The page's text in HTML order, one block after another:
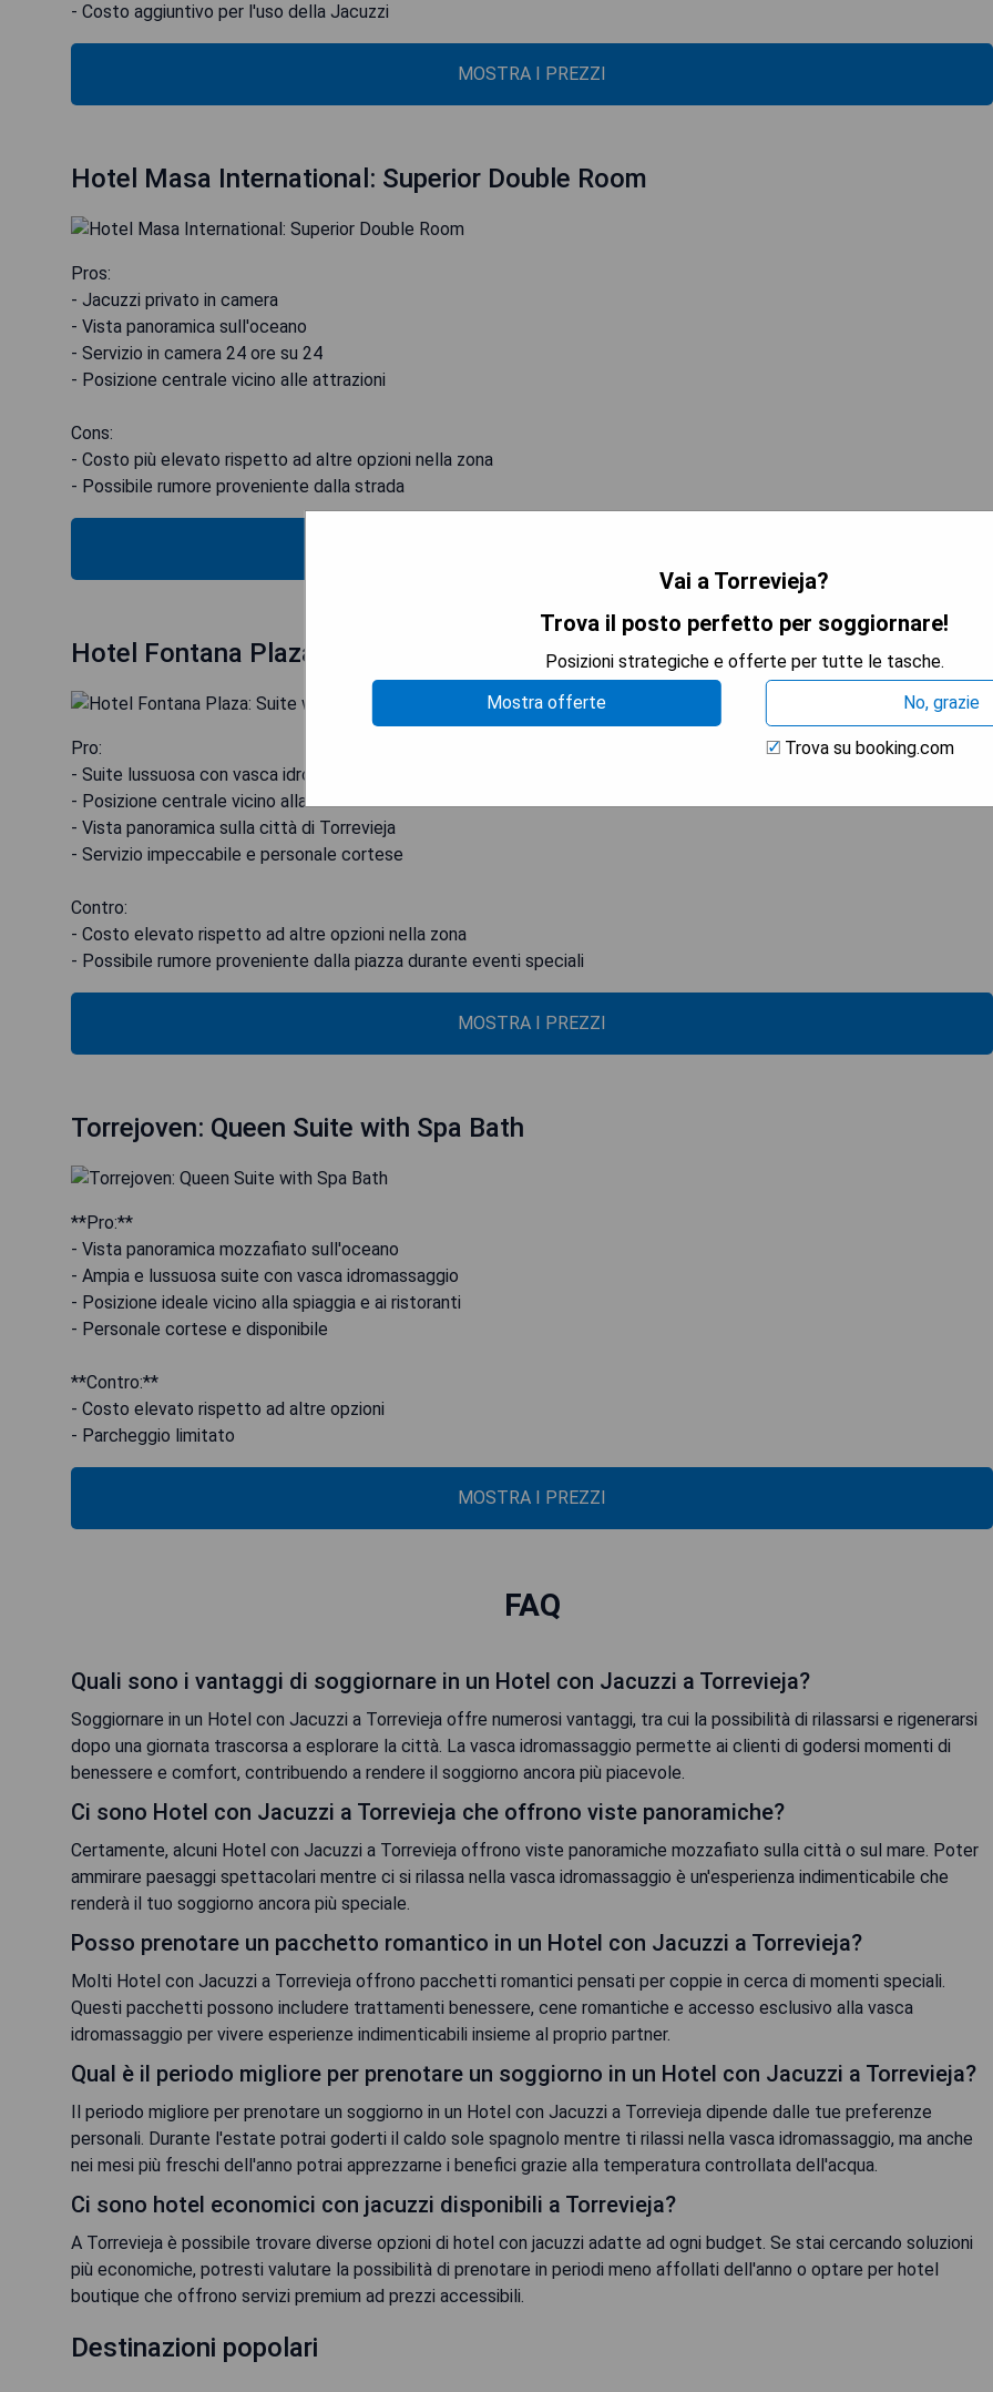
- Costo aggiuntivo per l'uso della Jacuzzi
MOSTRA I PREZZI
Hotel Masa International: Superior Double Room
Pros:
- Jacuzzi privato in camera
- Vista panoramica sull'oceano
- Servizio in camera 24 ore su 24
- Posizione centrale vicino alle attrazioni
Cons:
- Costo più elevato rispetto ad altre opzioni nella zona
- Possibile rumore proveniente dalla strada
Hotel Fontana Plaza: Suite with Whirlpool
Pro:
- Suite lussuosa con vasca idromassaggio
- Posizione centrale vicino alla Fontana Plaza
- Vista panoramica sulla città di Torrevieja
- Servizio impeccabile e personale cortese
Contro:
- Costo elevato rispetto ad altre opzioni nella zona
- Possibile rumore proveniente dalla piazza durante eventi speciali
MOSTRA I PREZZI
Torrejoven: Queen Suite with Spa Bath
**Pro:**
- Vista panoramica mozzafiato sull'oceano
- Ampia e lussuosa suite con vasca idromassaggio
- Posizione ideale vicino alla spiaggia e ai ristoranti
- Personale cortese e disponibile
**Contro:**
- Costo elevato rispetto ad altre opzioni
- Parcheggio limitato
MOSTRA I PREZZI
FAQ
Quali sono i vantaggi di soggiornare in un Hotel con Jacuzzi a Torrevieja?
Soggiornare in un Hotel con Jacuzzi a Torrevieja offre numerosi vantaggi, tra cui la possibilità di rilassarsi e rigenerarsi
dopo una giornata trascorsa a esplorare la città. La vasca idromassaggio permette ai clienti di godersi momenti di
benessere e comfort, contribuendo a rendere il soggiorno ancora più piacevole.
Ci sono Hotel con Jacuzzi a Torrevieja che offrono viste panoramiche?
Certamente, alcuni Hotel con Jacuzzi a Torrevieja offrono viste panoramiche mozzafiato sulla città o sul mare. Poter
ammirare paesaggi spettacolari mentre ci si rilassa nella vasca idromassaggio è un'esperienza indimenticabile che
renderà il tuo soggiorno ancora più speciale.
Posso prenotare un pacchetto romantico in un Hotel con Jacuzzi a Torrevieja?
Molti Hotel con Jacuzzi a Torrevieja offrono pacchetti romantici pensati per coppie in cerca di momenti speciali.
Questi pacchetti possono includere trattamenti benessere, cene romantiche e accesso esclusivo alla vasca
idromassaggio per vivere esperienze indimenticabili insieme al proprio partner.
Qual è il periodo migliore per prenotare un soggiorno in un Hotel con Jacuzzi a Torrevieja?
Il periodo migliore per prenotare un soggiorno in un Hotel con Jacuzzi a Torrevieja dipende dalle tue preferenze
personali. Durante l'estate potrai goderti il caldo sole spagnolo mentre ti rilassi nella vasca idromassaggio, ma anche
nei mesi più freschi dell'anno potrai apprezzarne i benefici grazie alla temperatura controllata dell'acqua.
Ci sono hotel economici con jacuzzi disponibili a Torrevieja?
A Torrevieja è possibile trovare diverse opzioni di hotel con jacuzzi adatte ad ogni budget. Se stai cercando soluzioni
più economiche, potresti valutare la possibilità di prenotare in periodi meno affollati dell'anno o optare per hotel
boutique che offrono servizi premium ad prezzi accessibili.
Destinazioni popolari
Vai a Torrevieja?
Trova il posto perfetto per soggiornare!
Posizioni strategiche e offerte per tutte le tasche.
Mostra offerte
No, grazie
Trova su booking.com